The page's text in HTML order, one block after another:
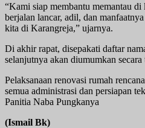
“Kami siap membantu memantau
berjalan lancar, adil, dan
kita di Karangreja,” ujarnya.
Di akhir rapat, disepakati daftar
selanjutnya akan diumumkan
Pelaksanaan renovasi rumah
semua administrasi dan persiapan
Panitia Naba Pungkanya
(Ismail Bk)